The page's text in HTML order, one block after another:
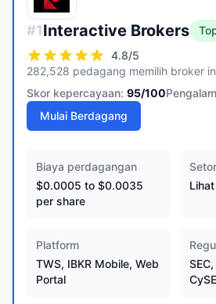
#1Interactive Brokers
4.8/5
282,528 pedagang memilih broker
Skor kepercayaan: 95/100
Mulai Berdagang
Biaya perdagangan
$0.0005 to $0.0035
per share
Platform
TWS, IBKR Mobile, Web
Portal